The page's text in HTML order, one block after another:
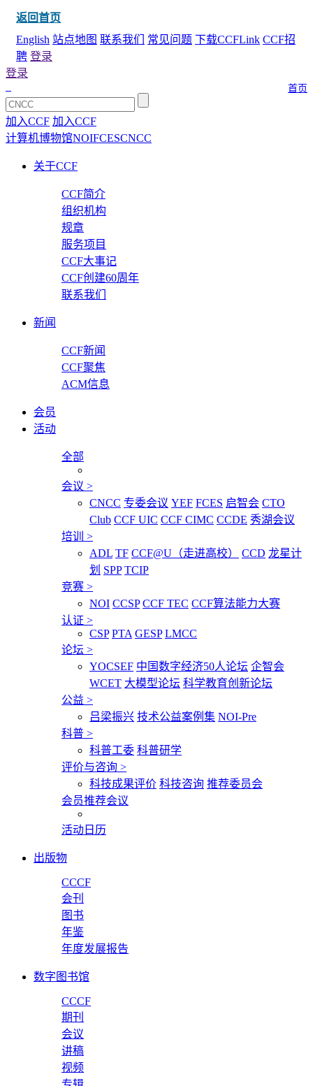
返回首页
English 站点地图 联系我们 常见问题 下载CCFLink CCF招
聘 登录
首页
登录
加入CCF 加入CCF
计算机博物馆NOIFCESCNCC
关于CCF
CCF简介
组织机构
规章
服务项目
CCF大事记
CCF创建60周年
联系我们
新闻
CCF新闻
CCF聚焦
ACM信息
会员
活动
全部
会议 >
CNCC 专委会议 YEF FCES 启智会 CTO
Club CCF UIC CCF CIMC CCDE 秀湖会议
培训 >
ADL TF CCF@U（走进高校） CCD 龙星计
划 SPP TCIP
竞赛 >
NOI CCSP CCF TEC CCF算法能力大赛
认证 >
CSP PTA GESP LMCC
论坛 >
YOCSEF 中国数字经济50人论坛 企智会
WCET 大模型论坛 科学教育创新论坛
公益 >
吕梁振兴 技术公益案例集 NOI-Pre
科普 >
科普工委 科普研学
评价与咨询 >
科技成果评价 科技咨询 推荐委员会
会员推荐会议
活动日历
出版物
CCCF
会刊
图书
年鉴
年度发展报告
数字图书馆
CCCF
期刊
会议
讲稿
视频